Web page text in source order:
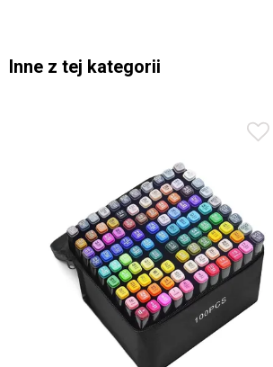
Inne z tej kategorii